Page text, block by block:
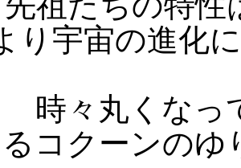
り宇宙の進化
時々丸くなっ
コクーンのゆ